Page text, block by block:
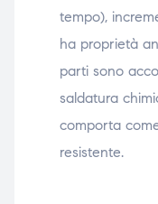
tempo),
ha proprietà
parti sono
saldatura
comporta
resistente.